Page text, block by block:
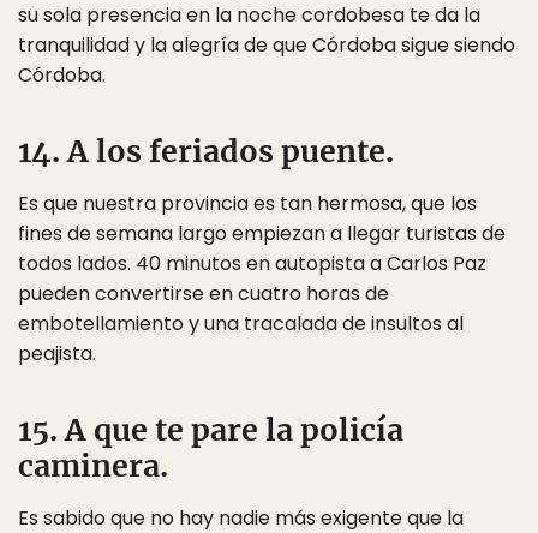
su sola presencia en la noche cordobesa te da la
tranquilidad y la alegría de que Córdoba sigue siendo
Córdoba.
14. A los feriados puente.
Es que nuestra provincia es tan hermosa, que los
fines de semana largo empiezan a llegar turistas de
todos lados. 40 minutos en autopista a Carlos Paz
pueden convertirse en cuatro horas de
embotellamiento y una tracalada de insultos al
peajista.
15. A que te pare la policía
caminera.
Es sabido que no hay nadie más exigente que la